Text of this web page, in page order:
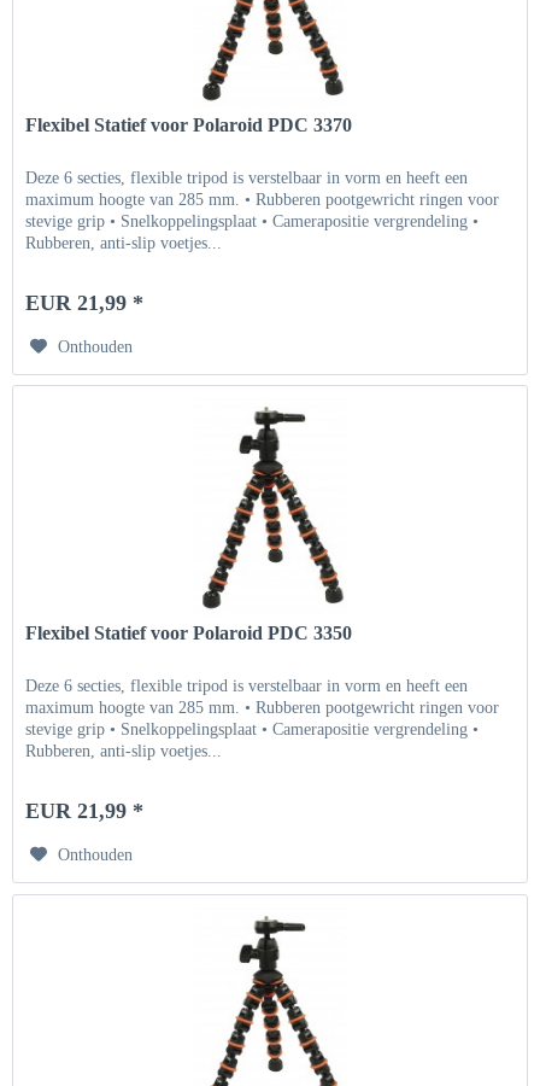
Flexibel Statief voor Polaroid PDC 3370
Deze 6 secties, flexible tripod is verstelbaar in vorm en heeft een
maximum hoogte van 285 mm. • Rubberen pootgewricht ringen voor
stevige grip • Snelkoppelingsplaat • Camerapositie vergrendeling •
Rubberen, anti-slip voetjes...
EUR 21,99 *
Onthouden
Flexibel Statief voor Polaroid PDC 3350
Deze 6 secties, flexible tripod is verstelbaar in vorm en heeft een
maximum hoogte van 285 mm. • Rubberen pootgewricht ringen voor
stevige grip • Snelkoppelingsplaat • Camerapositie vergrendeling •
Rubberen, anti-slip voetjes...
EUR 21,99 *
Onthouden